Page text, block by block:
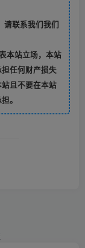
请联系我们我们
本站立场，本站
任何财产损失
且不要在本站
。